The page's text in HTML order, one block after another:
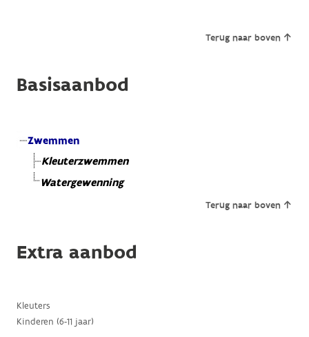
Terug naar boven
Basisaanbod
Zwemmen
Kleuterzwemmen
Watergewenning
Terug naar boven
Extra aanbod
Kleuters
Kinderen (6-11 jaar)